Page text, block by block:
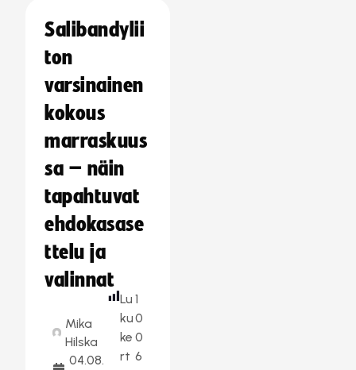
Salibandylii
ton
varsinainen
kokous
marraskuus
sa – näin
tapahtuvat
ehdokasase
ttelu ja
valinnat
Mika
Hilska
04.08.
Lu
ku
ke
rt
1
0
0
6